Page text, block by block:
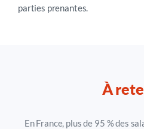
parties prenantes.
À
En France, plus de 95 % des